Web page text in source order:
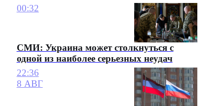
00:32
СМИ: Украина может столкнуться с
одной из наиболее серьезных неудач
22:36
8 АВГ